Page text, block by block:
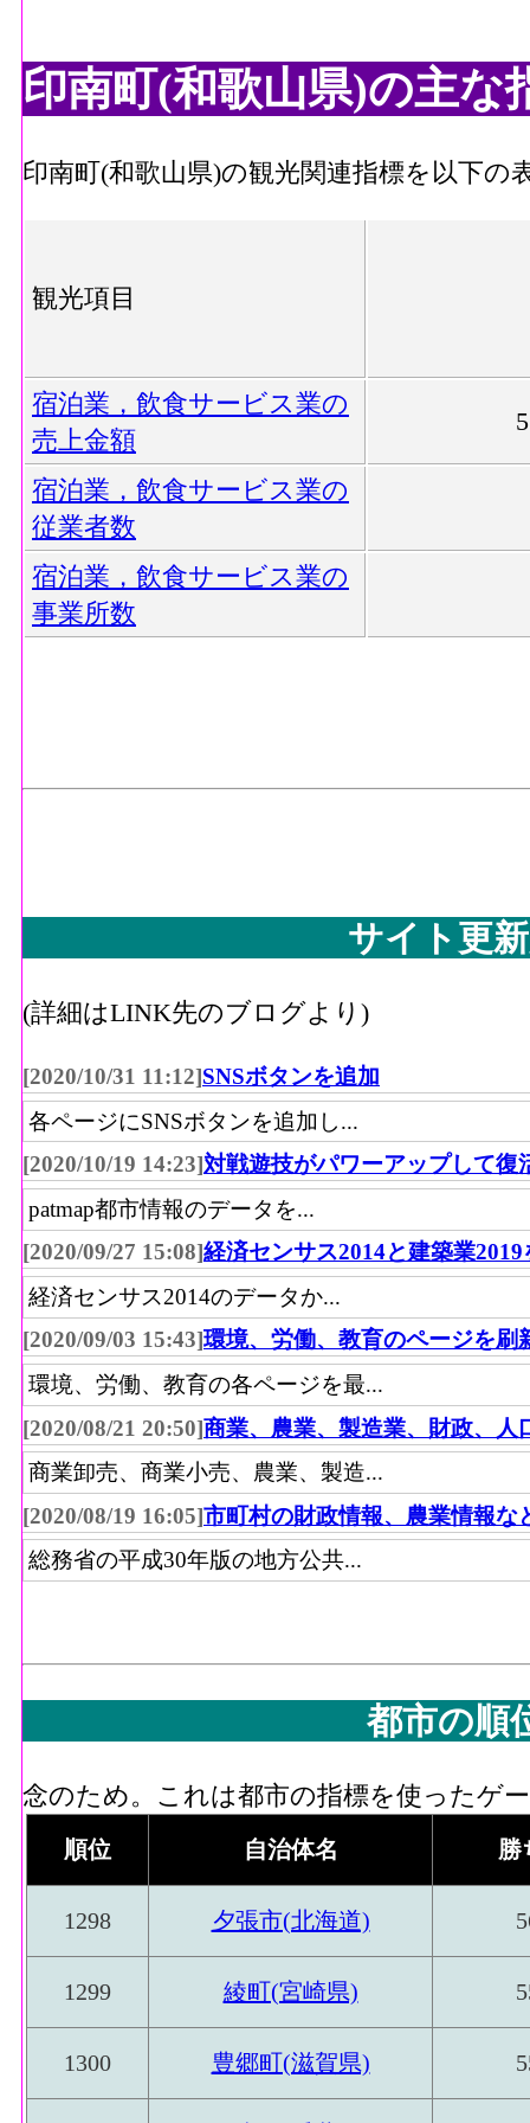
印南町(和歌山県)の主な
印南町(和歌山県)の観光関連指標を以下の
観光項目
宿泊業，飲食サービス業の
売上金額
宿泊業，飲食サービス業の
従業者数
宿泊業，飲食サービス業の
事業所数
サイト更
(詳細はLINK先のブログより)
[2020/10/31 11:12]SNSボタンを追加
各ページにSNSボタンを追加し...
[2020/10/19 14:23]対戦遊技がパワーアップして復
patmap都市情報のデータを...
[2020/09/27 15:08]経済センサス2014と建築業2019
経済センサス2014のデータか...
[2020/09/03 15:43]環境、労働、教育のページを刷
環境、労働、教育の各ページを最...
[2020/08/21 20:50]商業、農業、製造業、財政、人
商業卸売、商業小売、農業、製造...
[2020/08/19 16:05]市町村の財政情報、農業情報な
総務省の平成30年版の地方公共...
都市の順
念のため。これは都市の指標を使ったゲ
順位 自治体名 勝
1298 夕張市(北海道)
1299 綾町(宮崎県)
1300 豊郷町(滋賀県)